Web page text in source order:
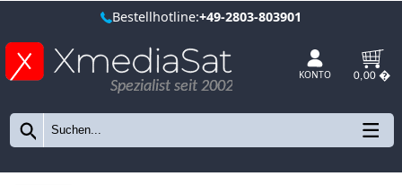
Bestellhotline:+49-2803-803901
Spezialist seit 2002